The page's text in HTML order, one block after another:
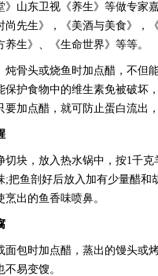
》山东卫视《养生》等做专
尚先生》，《美酒与美食》，
养生》、《生命世界》等等。
头或烧鱼时加点醋，不但能
保护食物中的维生素免被破坏
要加点醋，就可防止蛋白流出
，放入热水锅中，按1千克
;把鱼剖好后放入加有少量醋
烹出的鱼香味喷鼻。
时加点醋，蒸出的馒头或烤
易变馊。